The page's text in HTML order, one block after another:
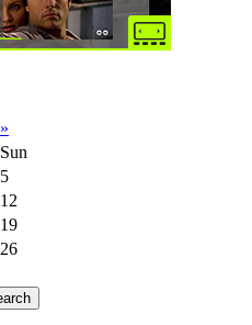
»
Sun
5
12
19
26